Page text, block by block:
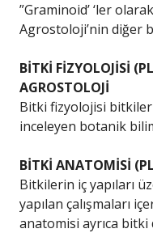
”Graminoid’ ‘ler
Agrostoloji’nin diğer
BİTKİ FİZYOLOJİSİ
AGROSTOLOJİ
Bitki fizyolojisi
inceleyen botanik
BİTKİ ANATOMİSİ
Bitkilerin iç yapıları
yapılan çalışmaları
anatomisi ayrıca bitki